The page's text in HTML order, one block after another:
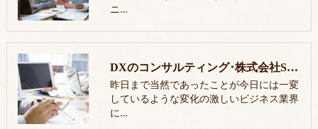
ニ…
DXのコンサルティング･株式会社Senseof Timeのお客様の声
昨日まで当然であったことが今日には一変
しているような変化の激しいビジネス業界
に…